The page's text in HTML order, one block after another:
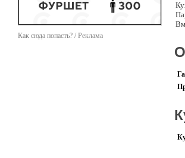
Как сюда попасть? / Реклама